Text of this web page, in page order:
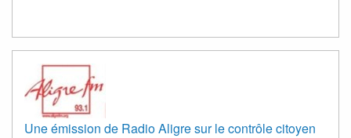
Une émission de Radio Aligre sur le contrôle citoyen